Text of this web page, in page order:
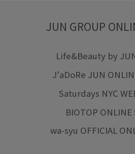
JUN GROUP
Life&Beauty by
J'aDoRe JUN
Saturdays NYC
BIOTOP ONLINE
wa-syu OFFICIAL